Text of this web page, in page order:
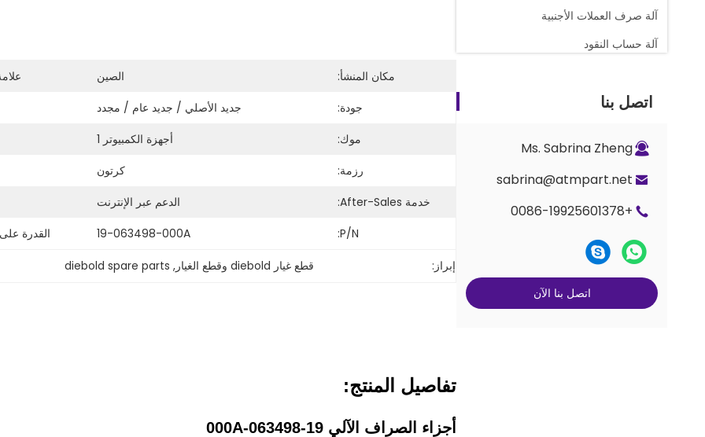
آلة صرف العملات الأجنبية
آلة حساب النقود
صراف آلي كاسيت نقدي
أجزاء العداد G+D BPS C5
اتصل بنا
Ms. Sabrina Zheng
sabrina@atmpart.net
+0086-19925601378
اتصل بنا الآن
مكان المنشأ: الصين
جودة:
جديد الأصلي / جديد عام / مجدد
موك:
أجهزة الكمبيوتر 1
رزمة:
كرتون
خدمة After-Sales:
الدعم عبر الإنترنت
P/N:
19-063498-000A القدرة
إبراز: قطع غيار diebold وقطع الغيار ,
diebold spare parts
تفاصيل المنتج:
أجزاء الصراف الآلي 19-063498-000A